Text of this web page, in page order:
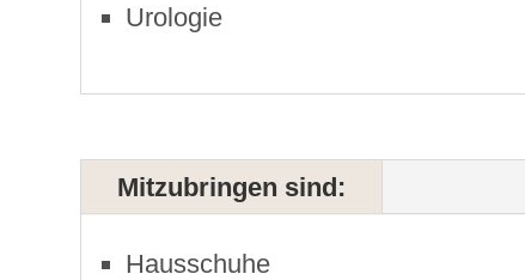
Urologie
Mitzubringen sind:
Hausschuhe